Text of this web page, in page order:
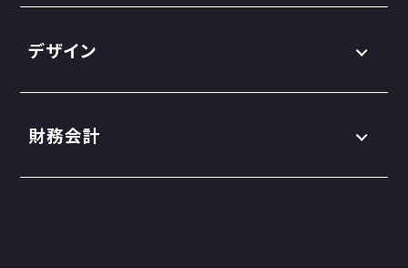
デザイン
財務会計